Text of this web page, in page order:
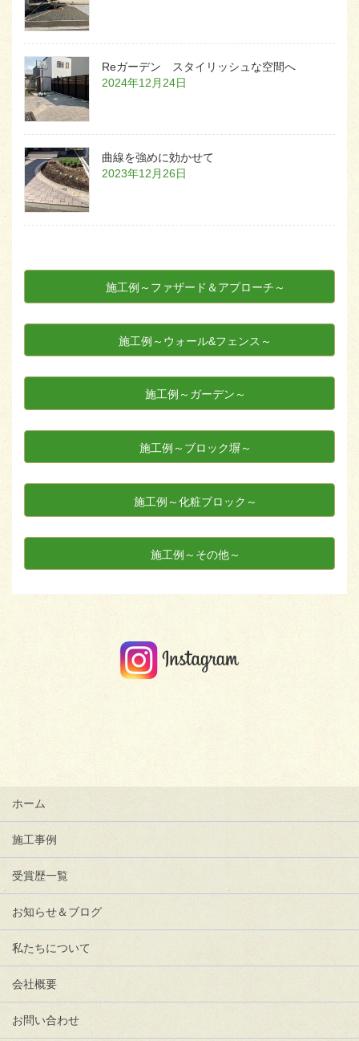
Reガーデン スタイリッシュな空間へ
2024年12月24日
曲線を強めに効かせて
2023年12月26日
施工例～ファザード＆アプローチ～
施工例～ウォール&フェンス～
施工例～ガーデン～
施工例～ブロック塀～
施工例～化粧ブロック～
施工例～その他～
ホーム
施工事例
受賞歴一覧
お知らせ＆ブログ
私たちについて
会社概要
お問い合わせ